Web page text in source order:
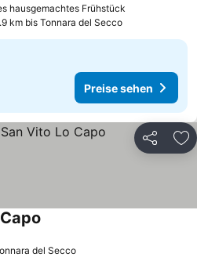
hausgemachtes Frühstück
km bis Tonnara del Secco
Preise sehen
Teilen
del Secco